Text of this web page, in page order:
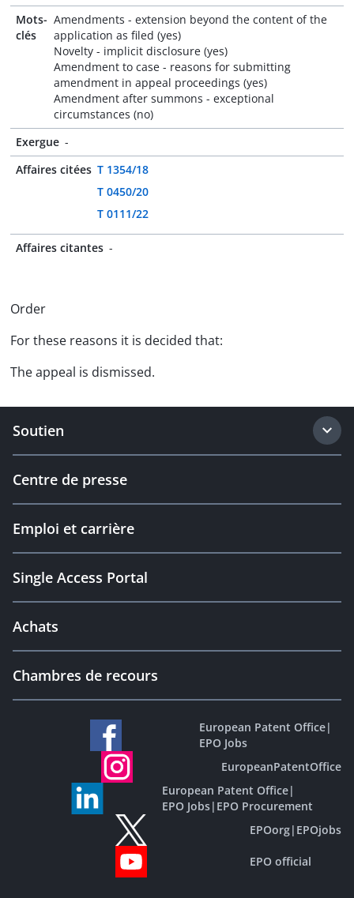
Mots-
clés
Amendments - extension beyond the content of the
application as filed (yes)
Novelty - implicit disclosure (yes)
Amendment to case - reasons for submitting
amendment in appeal proceedings (yes)
Amendment after summons - exceptional
circumstances (no)
Exergue -
Affaires citées T 1354/18
T 0450/20
T 0111/22
Affaires citantes -
Order
For these reasons it is decided that:
The appeal is dismissed.
Soutien
Centre de presse
Emploi et carrière
Single Access Portal
Achats
Chambres de recours
European Patent Office|
EPO Jobs
EuropeanPatentOffice
European Patent Office|
EPO Jobs| EPO Procurement
EPOorg| EPOjobs
EPO official